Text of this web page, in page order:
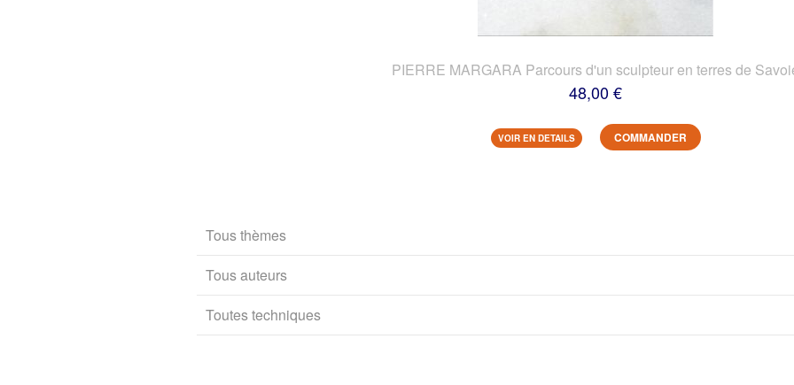
PIERRE MARGARA Parcours d'un sculpteur en terres de
48,00 €
VOIR EN DETAILS COMMANDER